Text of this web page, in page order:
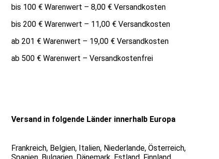
bis 100 € Warenwert – 8,00 € Versandkosten
bis 200 € Warenwert – 11,00 € Versandkosten
ab 201 € Warenwert – 19,00 € Versandkosten
ab 500 € Warenwert – Versandkostenfrei
Versand in folgende Länder innerhalb Europa
Frankreich, Belgien, Italien, Niederlande, Österreich,